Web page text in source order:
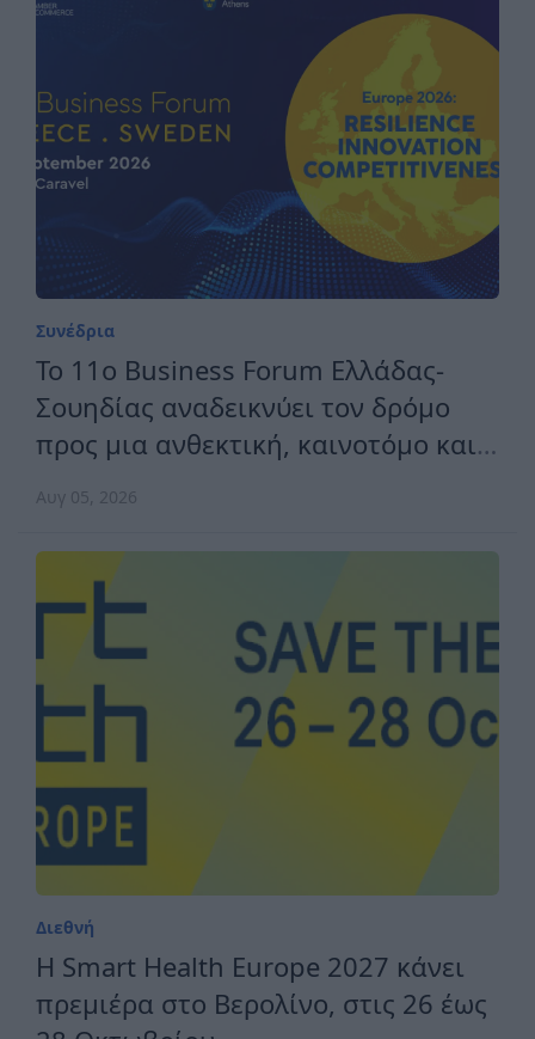
Συνέδρια
Το 11ο Business Forum Ελλάδας-
Σουηδίας αναδεικνύει τον δρόμο
προς μια ανθεκτική, καινοτόμο και
Αυγ 05, 2026
Διεθνή
H Smart Health Europe 2027 κάνει
πρεμιέρα στο Βερολίνο, στις 26 έως